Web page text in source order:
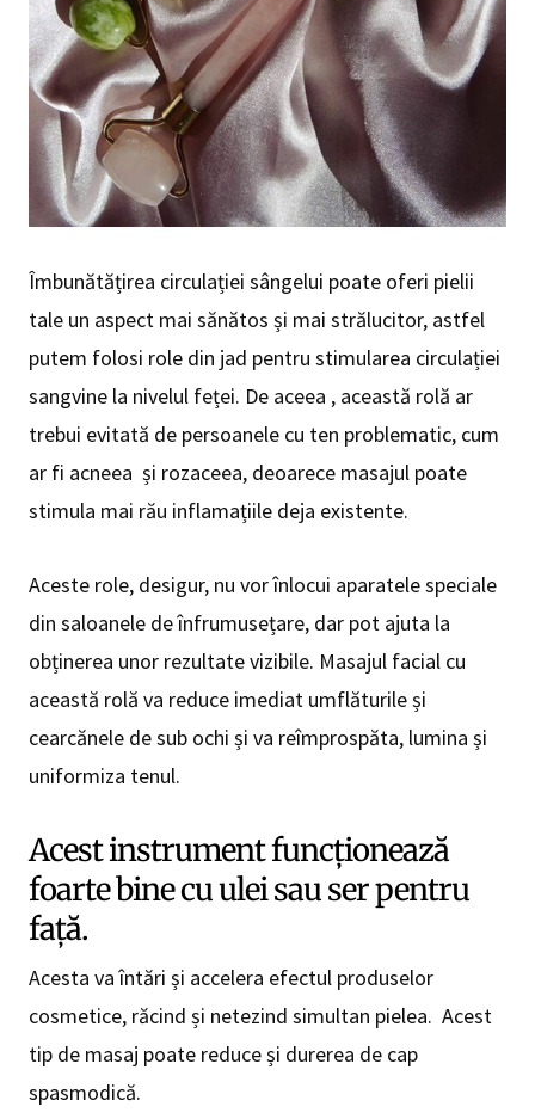
Îmbunătățirea circulației sângelui poate oferi pielii
tale un aspect mai sănătos și mai strălucitor, astfel
putem folosi role din jad pentru stimularea circulației
sangvine la nivelul feței. De aceea , această rolă ar
trebui evitată de persoanele cu ten problematic, cum
ar fi acneea și rozaceea, deoarece masajul poate
stimula mai rău inflamațiile deja existente.
Aceste role, desigur, nu vor înlocui aparatele speciale
din saloanele de înfrumusețare, dar pot ajuta la
obținerea unor rezultate vizibile. Masajul facial cu
această rolă va reduce imediat umflăturile și
cearcănele de sub ochi și va reîmprospăta, lumina și
uniformiza tenul.
Acest instrument funcționează
foarte bine cu ulei sau ser pentru
față.
Acesta va întări și accelera efectul produselor
cosmetice, răcind și netezind simultan pielea. Acest
tip de masaj poate reduce și durerea de cap
spasmodică.